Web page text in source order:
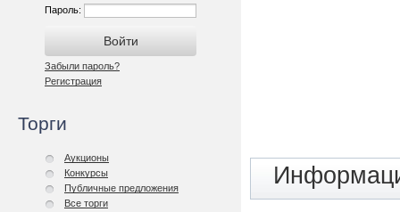
Пароль:
Забыли пароль?
Регистрация
Торги
Аукционы
Конкурсы
Публичные предложения
Все торги